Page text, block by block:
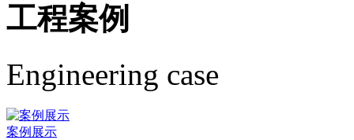
工程案例
Engineering case
案例展示